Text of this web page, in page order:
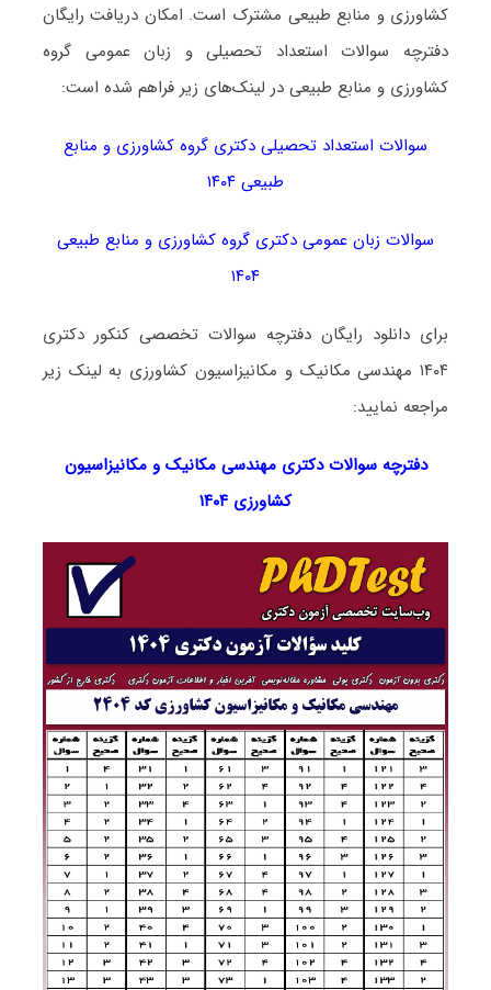
کشاورزی و منابع طبیعی مشترک است. امکان دریافت رایگان
دفترچه سوالات استعداد تحصیلی و زبان عمومی گروه
کشاورزی و منابع طبیعی در لینک‌های زیر فراهم شده است:
سوالات استعداد تحصیلی دکتری گروه کشاورزی و منابع
طبیعی ۱۴۰۴
سوالات زبان عمومی دکتری گروه کشاورزی و منابع طبیعی
۱۴۰۴
برای دانلود رایگان دفترچه سوالات تخصصی کنکور دکتری
۱۴۰۴ مهندسی مکانیک و مکانیزاسیون کشاورزی به لینک زیر
مراجعه نمایید:
دفترچه سوالات دکتریمهندسی مکانیک و مکانیزاسیون
کشاورزی ۱۴۰۴